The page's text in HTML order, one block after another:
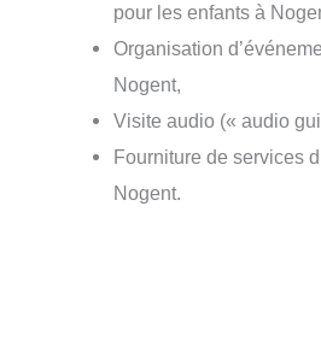
pour les enfants à
Organisation
Nogent,
Visite audio (« audio
Fourniture de services
Nogent.